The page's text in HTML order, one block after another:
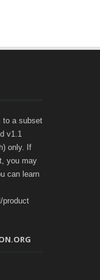
to a subset
v1.1
only. If
you may
can learn
product